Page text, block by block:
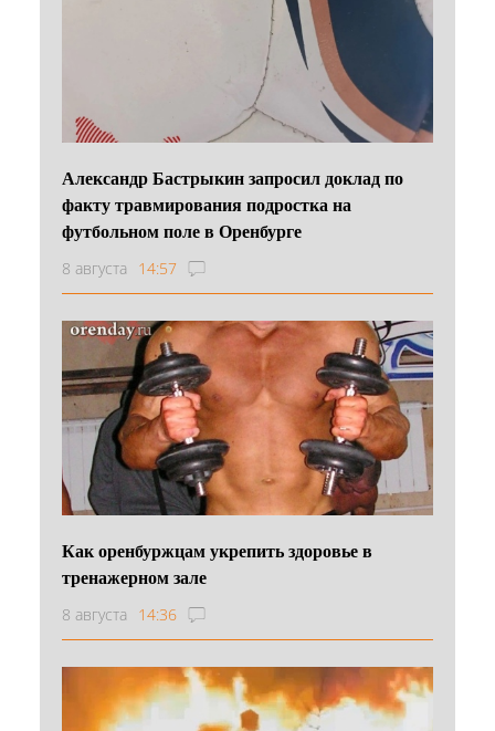
Александр Бастрыкин запросил доклад по
факту травмирования подростка на
футбольном поле в Оренбурге
8 августа 14:57
Как оренбуржцам укрепить здоровье в
тренажерном зале
8 августа 14:36